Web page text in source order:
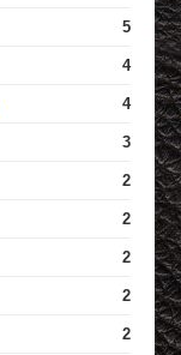
5
4
4
3
2
2
2
2
2